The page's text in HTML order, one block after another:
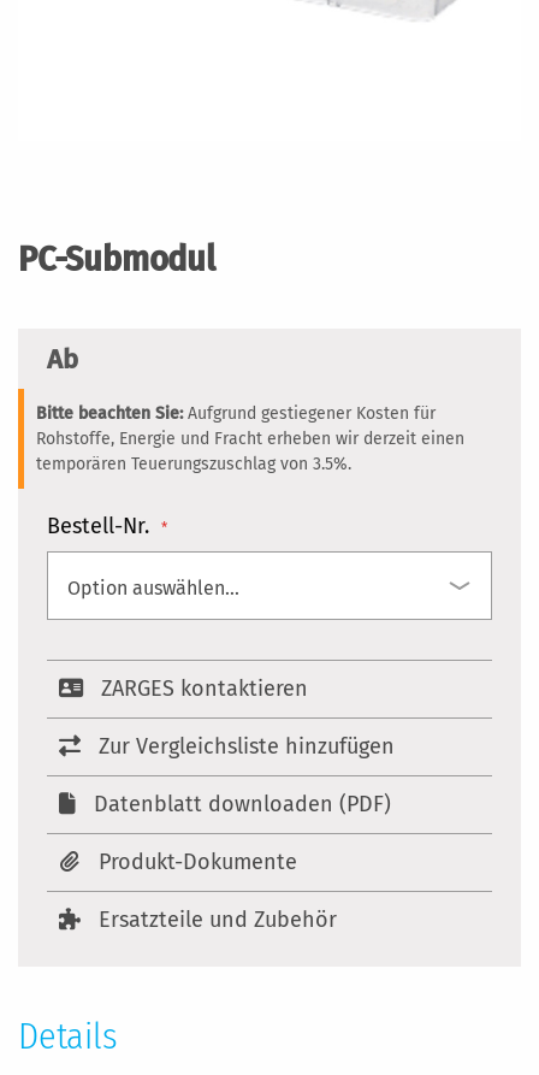
PC-Submodul
Ab
Bitte beachten Sie:Aufgrund gestiegener Kosten für
Rohstoffe, Energie und Fracht erheben wir derzeit einen
temporären Teuerungszuschlag von 3.5%.
Bestell-Nr.
ZARGES kontaktieren
Zur Vergleichsliste hinzufügen
Datenblatt downloaden (PDF)
Produkt-Dokumente
Ersatzteile und Zubehör
Bildergalerie
Details